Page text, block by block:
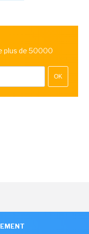
plus de 50000
OK